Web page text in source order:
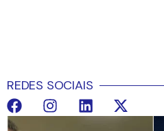
REDES SOCIAIS